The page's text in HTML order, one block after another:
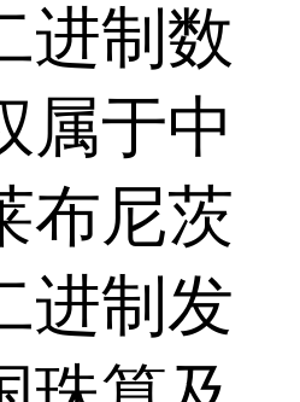
进制数
属于中
尼茨
进制发